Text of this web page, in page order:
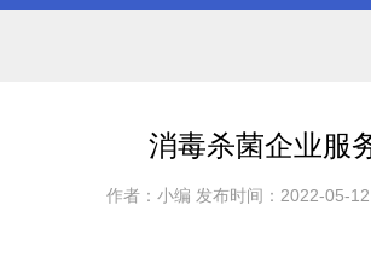
消毒杀菌企业服
作者： 小编 发布时间： 2022-05-12